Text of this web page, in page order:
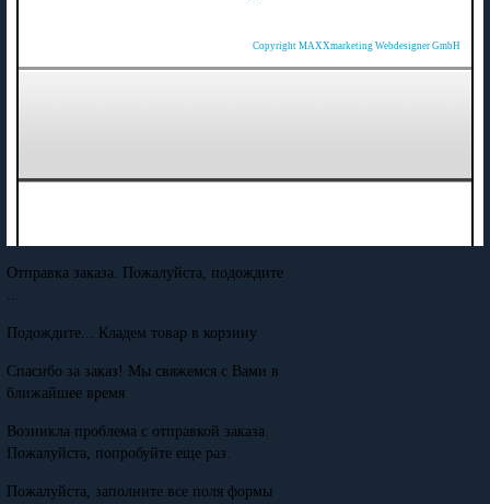
Copyright MAXXmarketing Webdesigner GmbH
Отправка заказа. Пожалуйста, подождите
Подождите... Кладем товар в корзину
Спасибо за заказ! Мы свяжемся с Вами в
ближайшее время
Возникла проблема с отправкой заказа.
Пожалуйста, попробуйте еще раз.
Пожалуйста, заполните все поля формы